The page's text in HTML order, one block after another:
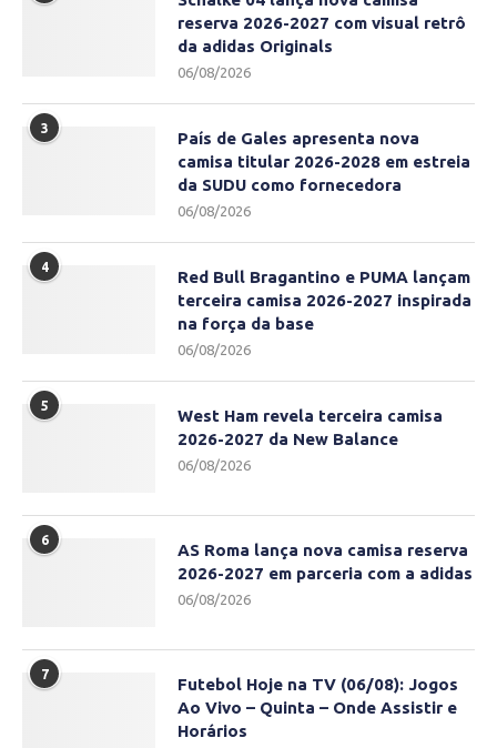
reserva 2026-2027 com visual retrô
da adidas Originals
06/08/2026
3
País de Gales apresenta nova
camisa titular 2026-2028 em estreia
da SUDU como fornecedora
06/08/2026
4
Red Bull Bragantino e PUMA lançam
terceira camisa 2026-2027 inspirada
na força da base
06/08/2026
5
West Ham revela terceira camisa
2026-2027 da New Balance
06/08/2026
6
AS Roma lança nova camisa reserva
2026-2027 em parceria com a adidas
06/08/2026
7
Futebol Hoje na TV (06/08): Jogos
Ao Vivo – Quinta – Onde Assistir e
Horários